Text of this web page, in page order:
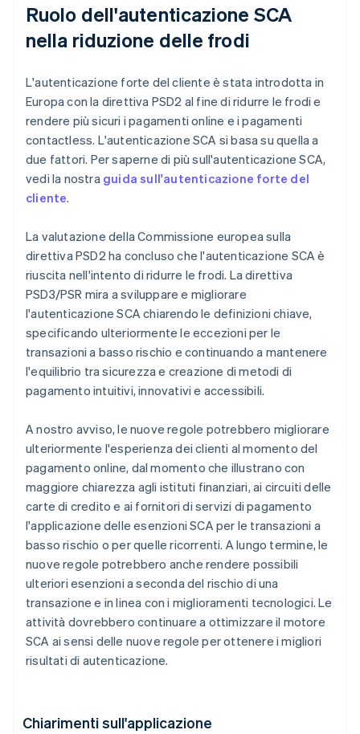
Ruolo dell'autenticazione SCA
nella riduzione delle frodi
L'autenticazione forte del cliente è stata introdotta in
Europa con la direttiva PSD2 al fine di ridurre le frodi e
rendere più sicuri i pagamenti online e i pagamenti
contactless. L'autenticazione SCA si basa su quella a
due fattori. Per saperne di più sull'autenticazione SCA,
vedi la nostra guida sull'autenticazione forte del
cliente.
La valutazione della Commissione europea sulla
direttiva PSD2 ha concluso che l'autenticazione SCA è
riuscita nell'intento di ridurre le frodi. La direttiva
PSD3/PSR mira a sviluppare e migliorare
l'autenticazione SCA chiarendo le definizioni chiave,
specificando ulteriormente le eccezioni per le
transazioni a basso rischio e continuando a mantenere
l'equilibrio tra sicurezza e creazione di metodi di
pagamento intuitivi, innovativi e accessibili.
A nostro avviso, le nuove regole potrebbero migliorare
ulteriormente l'esperienza dei clienti al momento del
pagamento online, dal momento che illustrano con
maggiore chiarezza agli istituti finanziari, ai circuiti delle
carte di credito e ai fornitori di servizi di pagamento
l'applicazione delle esenzioni SCA per le transazioni a
basso rischio o per quelle ricorrenti. A lungo termine, le
nuove regole potrebbero anche rendere possibili
ulteriori esenzioni a seconda del rischio di una
transazione e in linea con i miglioramenti tecnologici. Le
attività dovrebbero continuare a ottimizzare il motore
SCA ai sensi delle nuove regole per ottenere i migliori
risultati di autenticazione.
Chiarimenti sull'applicazione